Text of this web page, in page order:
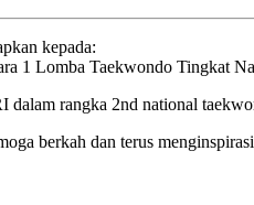
kepada:
1 Lomba Taekwondo Tingkat
rangka 2nd national
berkah dan terus